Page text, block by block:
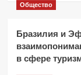
Общество
Бразилия и
в сфере